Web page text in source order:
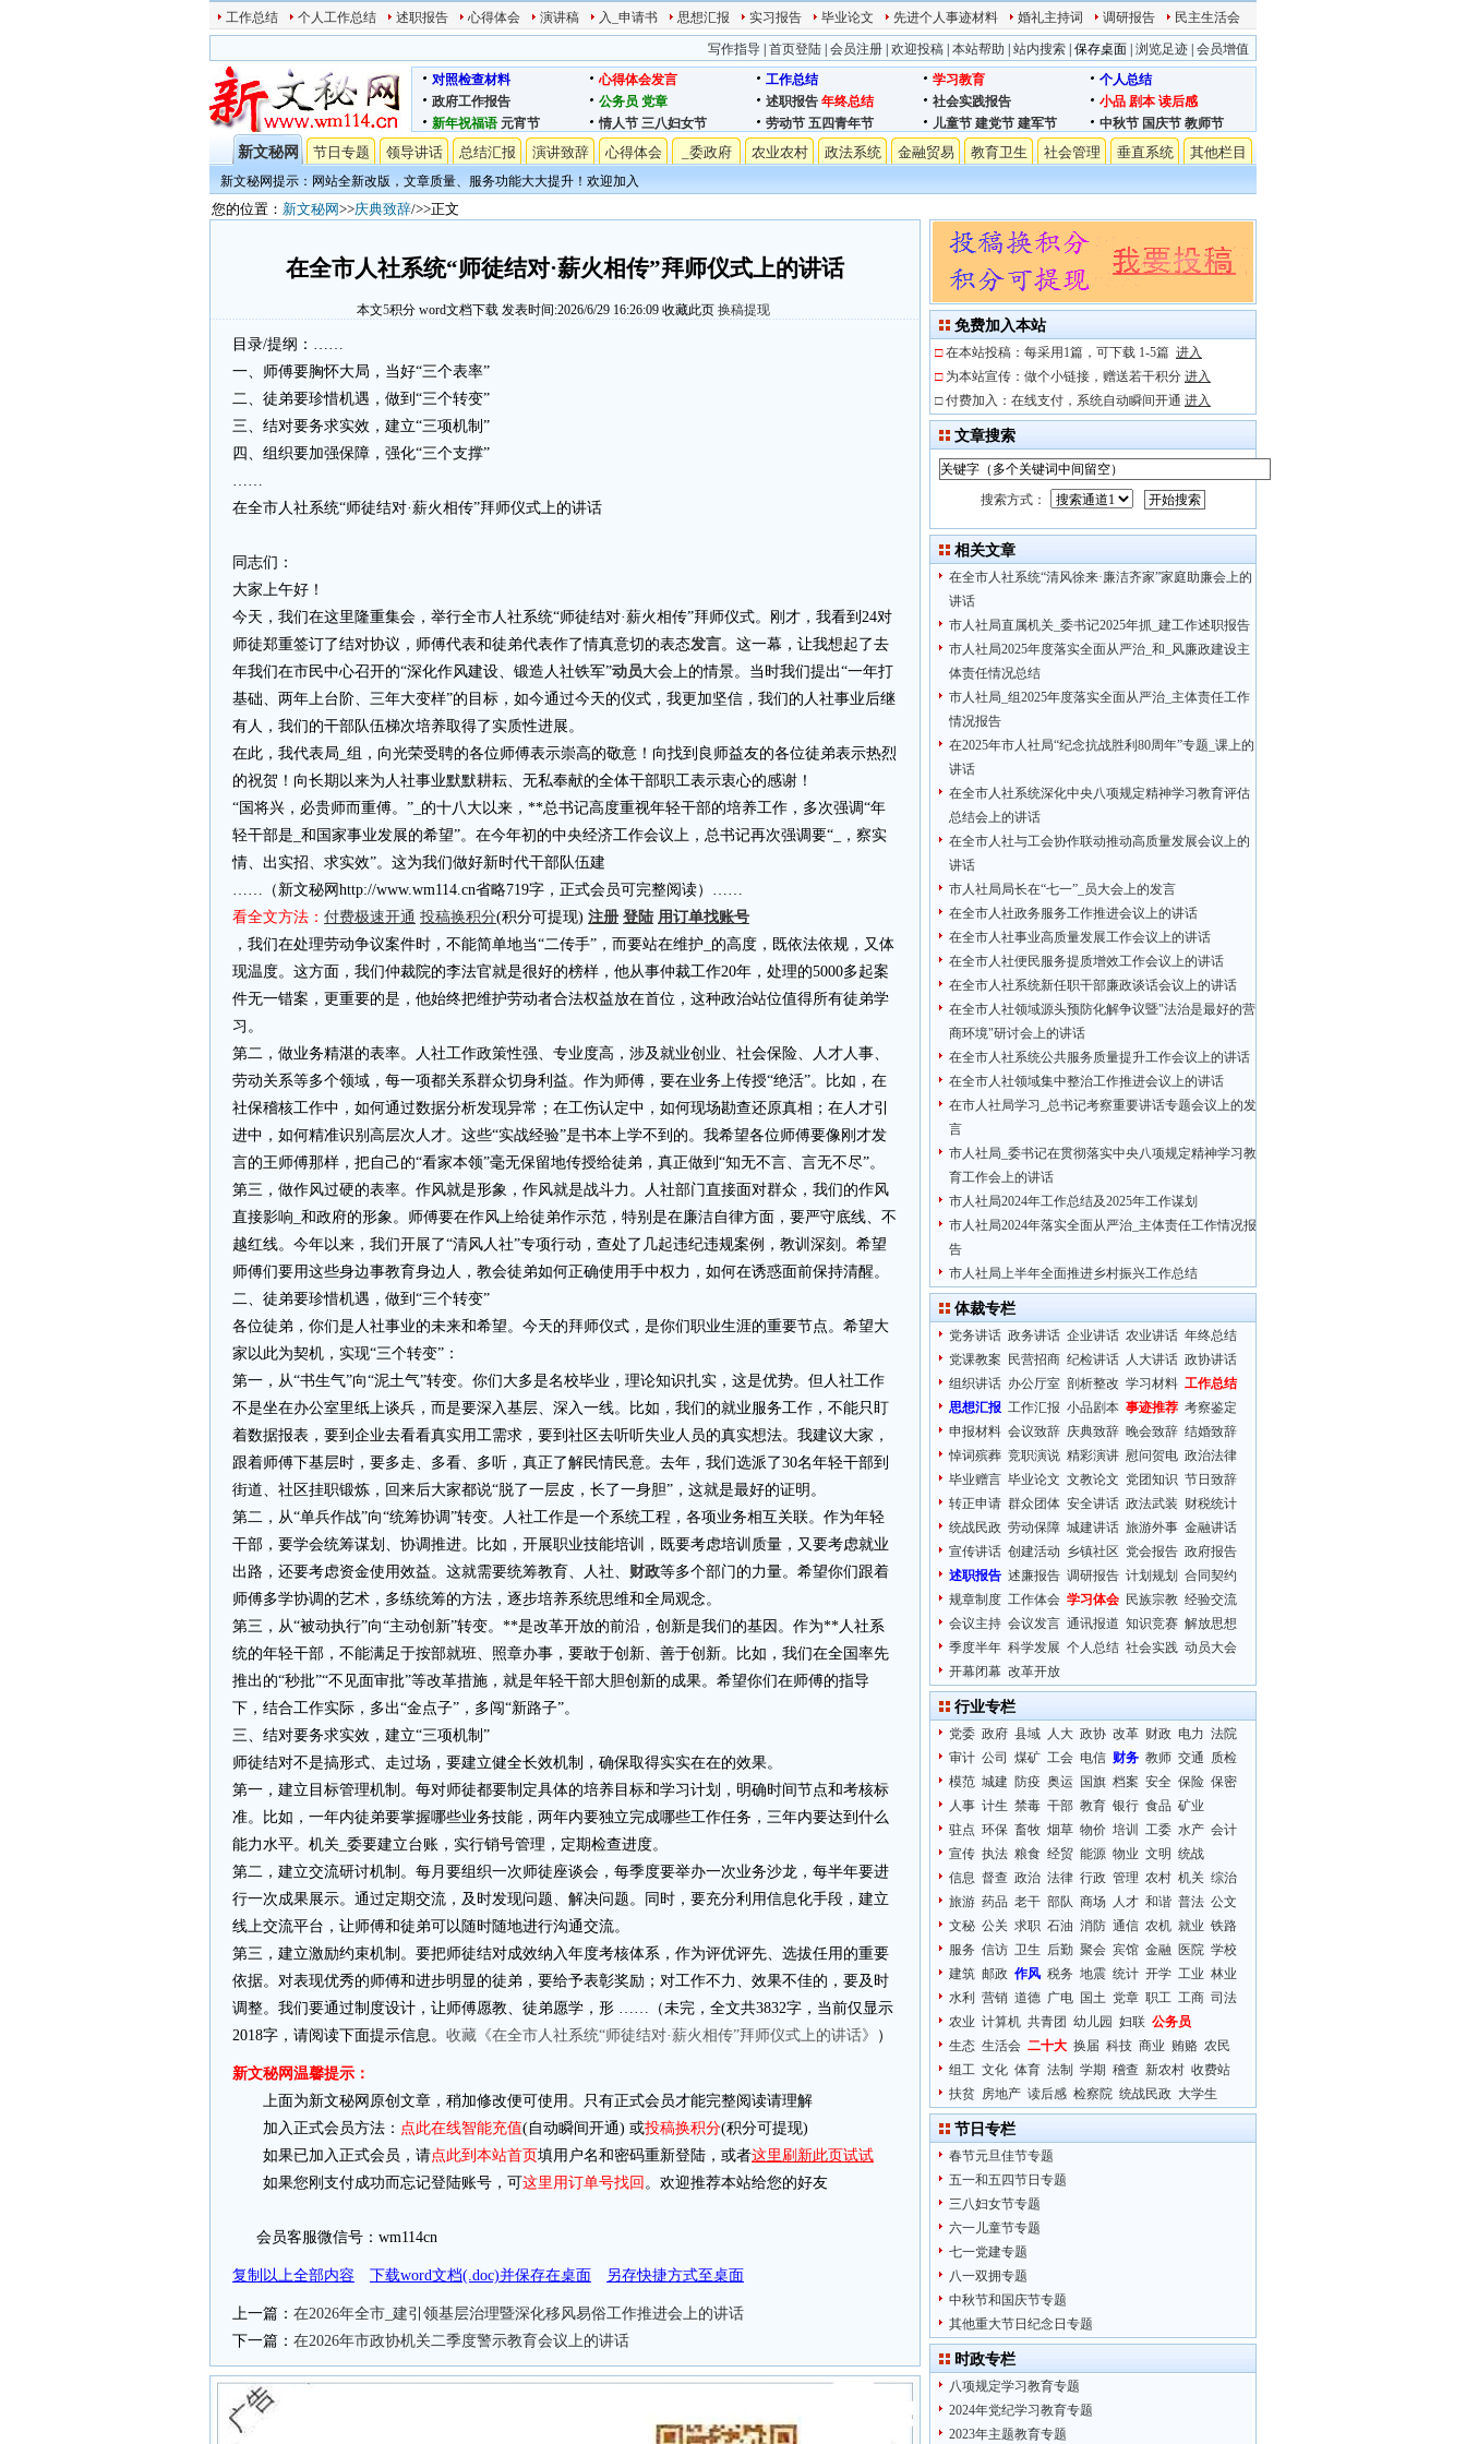
工作总结 个人工作总结 述职报告 心得体会 演讲稿 入_申请书 思想汇报 实习报告 毕业论文 先进个人事迹材料 婚礼主持词 调研报告 民主生活会
写作指导 首页登陆 会员注册 欢迎投稿 本站帮助 站内搜索 保存桌面 浏览足迹 会员增值
对照检查材料
心得体会发言 工作总结 学习教育
个人总结
政府工作报告
公务员 党章 述职报告 年终总结 社会实践报告 小品 剧本 读后感
新年祝福语 元宵节 情人节 三八妇女节 劳动节 五四青年节 儿童节 建党节 建军节 中秋节 国庆节 教师节
新文秘网 节日专题 领导讲话 总结汇报 演讲致辞 心得体会 _委政府 农业农村 政法系统 金融贸易 教育卫生 社会管理 垂直系统 其他栏目
新文秘网提示：网站全新改版，文章质量、服务功能大大提升！欢迎加入
您的位置： 新文秘网>>庆典致辞/>>正文
在全市人社系统“师徒结对·薪火相传”拜师仪式上的讲话
本文5积分 word文档下载 发表时间:2026/6/29 16:26:09 收藏此页 换稿提现
目录/提纲：……
一、师傅要胸怀大局，当好“三个表率”
二、徒弟要珍惜机遇，做到“三个转变”
三、结对要务求实效，建立“三项机制”
四、组织要加强保障，强化“三个支撑”
……
在全市人社系统“师徒结对·薪火相传”拜师仪式上的讲话
同志们：
大家上午好！
今天，我们在这里隆重集会，举行全市人社系统“师徒结对·薪火相传”拜师仪式。刚才，我看到24对
师徒郑重签订了结对协议，师傅代表和徒弟代表作了情真意切的表态发言。这一幕，让我想起了去
年我们在市民中心召开的“深化作风建设、锻造人社铁军”动员大会上的情景。当时我们提出“一年打
基础、两年上台阶、三年大变样”的目标，如今通过今天的仪式，我更加坚信，我们的人社事业后继
有人，我们的干部队伍梯次培养取得了实质性进展。
在此，我代表局_组，向光荣受聘的各位师傅表示崇高的敬意！向找到良师益友的各位徒弟表示热烈
的祝贺！向长期以来为人社事业默默耕耘、无私奉献的全体干部职工表示衷心的感谢！
“国将兴，必贵师而重傅。”_的十八大以来，**总书记高度重视年轻干部的培养工作，多次强调“年
轻干部是_和国家事业发展的希望”。在今年初的中央经济工作会议上，总书记再次强调要“_，察实
情、出实招、求实效”。这为我们做好新时代干部队伍建
……（新文秘网http://www.wm114.cn省略719字，正式会员可完整阅读）……
看全文方法： 付费极速开通 投稿换积分(积分可提现) 注册 登陆 用订单找账号
，我们在处理劳动争议案件时，不能简单地当“二传手”，而要站在维护_的高度，既依法依规，又体
现温度。这方面，我们仲裁院的李法官就是很好的榜样，他从事仲裁工作20年，处理的5000多起案
件无一错案，更重要的是，他始终把维护劳动者合法权益放在首位，这种政治站位值得所有徒弟学
习。
第二，做业务精湛的表率。人社工作政策性强、专业度高，涉及就业创业、社会保险、人才人事、
劳动关系等多个领域，每一项都关系群众切身利益。作为师傅，要在业务上传授“绝活”。比如，在
社保稽核工作中，如何通过数据分析发现异常；在工伤认定中，如何现场勘查还原真相；在人才引
进中，如何精准识别高层次人才。这些“实战经验”是书本上学不到的。我希望各位师傅要像刚才发
言的王师傅那样，把自己的“看家本领”毫无保留地传授给徒弟，真正做到“知无不言、言无不尽”。
第三，做作风过硬的表率。作风就是形象，作风就是战斗力。人社部门直接面对群众，我们的作风
直接影响_和政府的形象。师傅要在作风上给徒弟作示范，特别是在廉洁自律方面，要严守底线、不
越红线。今年以来，我们开展了“清风人社”专项行动，查处了几起违纪违规案例，教训深刻。希望
师傅们要用这些身边事教育身边人，教会徒弟如何正确使用手中权力，如何在诱惑面前保持清醒。
二、徒弟要珍惜机遇，做到“三个转变”
各位徒弟，你们是人社事业的未来和希望。今天的拜师仪式，是你们职业生涯的重要节点。希望大
家以此为契机，实现“三个转变”：
第一，从“书生气”向“泥土气”转变。你们大多是名校毕业，理论知识扎实，这是优势。但人社工作
不是坐在办公室里纸上谈兵，而是要深入基层、深入一线。比如，我们的就业服务工作，不能只盯
着数据报表，要到企业去看看真实用工需求，要到社区去听听失业人员的真实想法。我建议大家，
跟着师傅下基层时，要多走、多看、多听，真正了解民情民意。去年，我们选派了30名年轻干部到
街道、社区挂职锻炼，回来后大家都说“脱了一层皮，长了一身胆”，这就是最好的证明。
第二，从“单兵作战”向“统筹协调”转变。人社工作是一个系统工程，各项业务相互关联。作为年轻
干部，要学会统筹谋划、协调推进。比如，开展职业技能培训，既要考虑培训质量，又要考虑就业
出路，还要考虑资金使用效益。这就需要统筹教育、人社、 财政等多个部门的力量。希望你们跟着
师傅多学协调的艺术，多练统筹的方法，逐步培养系统思维和全局观念。
第三，从“被动执行”向“主动创新”转变。**是改革开放的前沿，创新是我们的基因。作为**人社系
统的年轻干部，不能满足于按部就班、照章办事，要敢于创新、善于创新。比如，我们在全国率先
推出的“秒批”“不见面审批”等改革措施，就是年轻干部大胆创新的成果。希望你们在师傅的指导
下，结合工作实际，多出“金点子”，多闯“新路子”。
三、结对要务求实效，建立“三项机制”
师徒结对不是搞形式、走过场，要建立健全长效机制，确保取得实实在在的效果。
第一，建立目标管理机制。每对师徒都要制定具体的培养目标和学习计划，明确时间节点和考核标
准。比如，一年内徒弟要掌握哪些业务技能，两年内要独立完成哪些工作任务，三年内要达到什么
能力水平。机关_委要建立台账，实行销号管理，定期检查进度。
第二，建立交流研讨机制。每月要组织一次师徒座谈会，每季度要举办一次业务沙龙，每半年要进
行一次成果展示。通过定期交流，及时发现问题、解决问题。同时，要充分利用信息化手段，建立
线上交流平台，让师傅和徒弟可以随时随地进行沟通交流。
第三，建立激励约束机制。要把师徒结对成效纳入年度考核体系，作为评优评先、选拔任用的重要
依据。对表现优秀的师傅和进步明显的徒弟，要给予表彰奖励；对工作不力、效果不佳的，要及时
调整。我们要通过制度设计，让师傅愿教、徒弟愿学，形 ……（未完，全文共3832字，当前仅显示
2018字，请阅读下面提示信息。 收藏《在全市人社系统“师徒结对·薪火相传”拜师仪式上的讲话》 ）
新文秘网温馨提示：
上面为新文秘网原创文章，稍加修改便可使用。只有正式会员才能完整阅读请理解
加入正式会员方法： 点此在线智能充值(自动瞬间开通) 或投稿换积分(积分可提现)
如果已加入正式会员，请点此到本站首页填用户名和密码重新登陆，或者这里刷新此页试试
如果您刚支付成功而忘记登陆账号，可这里用订单号找回 。欢迎推荐本站给您的好友
会员客服微信号：wm114cn
复制以上全部内容 下载word文档(.doc)并保存在桌面 另存快捷方式至桌面
上一篇： 在2026年全市_建引领基层治理暨深化移风易俗工作推进会上的讲话
下一篇： 在2026年市政协机关二季度警示教育会议上的讲话
免费加入本站
□ 在本站投稿：每采用1篇，可下载 1-5篇 进入
□ 为本站宣传：做个小链接，赠送若干积分 进入
□ 付费加入：在线支付，系统自动瞬间开通 进入
文章搜索
搜索方式：
相关文章
在全市人社系统“清风徐来·廉洁齐家”家庭助廉会上的
讲话
市人社局直属机关_委书记2025年抓_建工作述职报告
市人社局2025年度落实全面从严治_和_风廉政建设主
体责任情况总结
市人社局_组2025年度落实全面从严治_主体责任工作
情况报告
在2025年市人社局“纪念抗战胜利80周年”专题_课上的
讲话
在全市人社系统深化中央八项规定精神学习教育评估
总结会上的讲话
在全市人社与工会协作联动推动高质量发展会议上的
讲话
市人社局局长在“七一”_员大会上的发言
在全市人社政务服务工作推进会议上的讲话
在全市人社事业高质量发展工作会议上的讲话
在全市人社便民服务提质增效工作会议上的讲话
在全市人社系统新任职干部廉政谈话会议上的讲话
在全市人社领域源头预防化解争议暨"法治是最好的营
商环境"研讨会上的讲话
在全市人社系统公共服务质量提升工作会议上的讲话
在全市人社领域集中整治工作推进会议上的讲话
在市人社局学习_总书记考察重要讲话专题会议上的发
言
市人社局_委书记在贯彻落实中央八项规定精神学习教
育工作会上的讲话
市人社局2024年工作总结及2025年工作谋划
市人社局2024年落实全面从严治_主体责任工作情况报
告
市人社局上半年全面推进乡村振兴工作总结
体裁专栏
党务讲话 政务讲话 企业讲话 农业讲话 年终总结
党课教案
民营招商 纪检讲话 人大讲话 政协讲话
组织讲话 办公厅室 剖析整改 学习材料 工作总结
思想汇报 工作汇报 小品剧本 事迹推荐 考察鉴定
申报材料 会议致辞 庆典致辞 晚会致辞 结婚致辞
悼词殡葬 竞职演说 精彩演讲 慰问贺电 政治法律
毕业赠言 毕业论文 文教论文 党团知识 节日致辞
转正申请 群众团体 安全讲话 政法武装 财税统计
统战民政 劳动保障 城建讲话 旅游外事 金融讲话
宣传讲话 创建活动 乡镇社区 党会报告 政府报告
述职报告 述廉报告 调研报告 计划规划
合同契约
规章制度 工作体会 学习体会 民族宗教 经验交流
会议主持 会议发言 通讯报道 知识竞赛 解放思想
季度半年 科学发展 个人总结 社会实践 动员大会
开幕闭幕 改革开放
行业专栏
党委 政府 县域 人大 政协 改革 财政 电力 法院
审计 公司 煤矿 工会 电信 财务 教师 交通 质检
模范 城建 防疫 奥运 国旗 档案 安全 保险 保密
人事 计生 禁毒 干部 教育 银行 食品 矿业
驻点 环保 畜牧 烟草 物价 培训 工委 水产 会计
宣传 执法 粮食 经贸 能源 物业 文明 统战
信息 督查 政治 法律 行政 管理 农村 机关 综治
旅游 药品 老干 部队 商场 人才 和谐 普法 公文
文秘 公关 求职 石油 消防 通信 农机 就业 铁路
服务 信访 卫生 后勤 聚会 宾馆 金融 医院 学校
建筑 邮政 作风 税务 地震 统计 开学 工业 林业
水利
营销 道德 广电 国土 党章 职工 工商 司法
农业 计算机 共青团 幼儿园 妇联 公务员
生态 生活会 二十大 换届 科技 商业 贿赂 农民
组工 文化 体育 法制 学期 稽查 新农村 收费站
扶贫 房地产 读后感 检察院 统战民政 大学生
节日专栏
春节元旦佳节专题
五一和五四节日专题
三八妇女节专题
六一儿童节专题
七一党建专题
八一双拥专题
中秋节和国庆节专题
其他重大节日纪念日专题
时政专栏
八项规定学习教育专题
2024年党纪学习教育专题
2023年主题教育专题